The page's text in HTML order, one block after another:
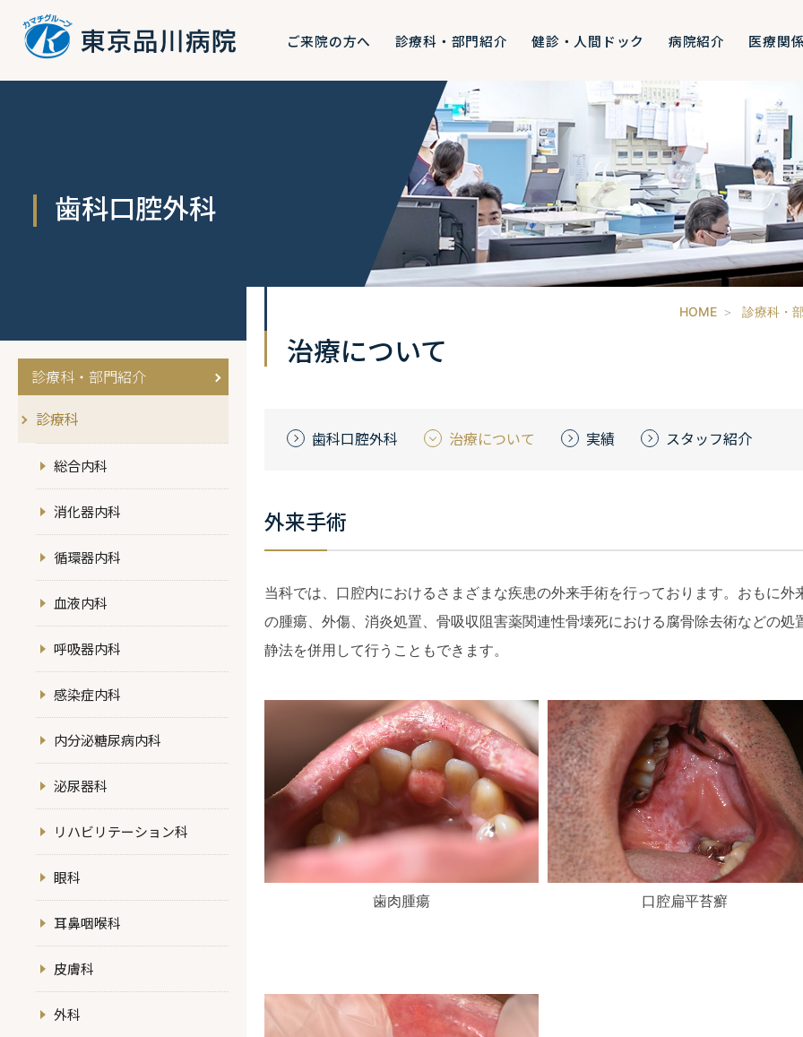
ご来院の方へ 診療科・部門紹介 健診・人間ドック 病院紹介 医療関
歯科口腔外科
HOME 診療科・
治療について
歯科口腔外科 治療について 実績 スタッフ紹介
外来手術
当科では、口腔内におけるさまざまな疾患の外来手術を行っております。おもに
の腫瘍、外傷、消炎処置、骨吸収阻害薬関連性骨壊死における腐骨除去術などの
静法を併用して行うこともできます。
歯肉腫瘍 口腔扁平苔癬
診療科・部門紹介
診療科
総合内科
消化器内科
循環器内科
血液内科
呼吸器内科
感染症内科
内分泌糖尿病内科
泌尿器科
リハビリテーション科
眼科
耳鼻咽喉科
皮膚科
外科